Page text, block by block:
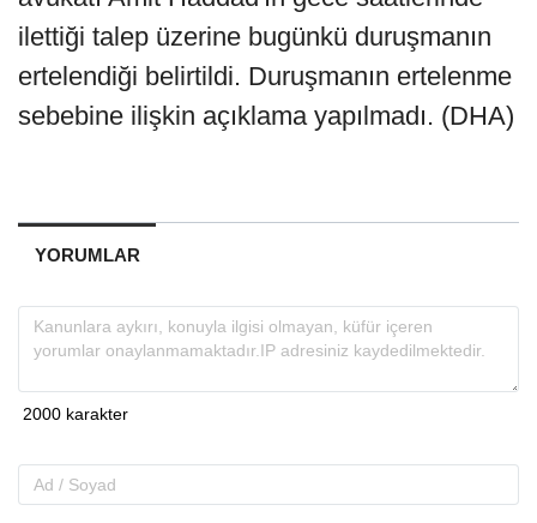
ilettiği talep üzerine bugünkü duruşmanın
ertelendiği belirtildi. Duruşmanın ertelenme
sebebine ilişkin açıklama yapılmadı. (DHA)
YORUMLAR